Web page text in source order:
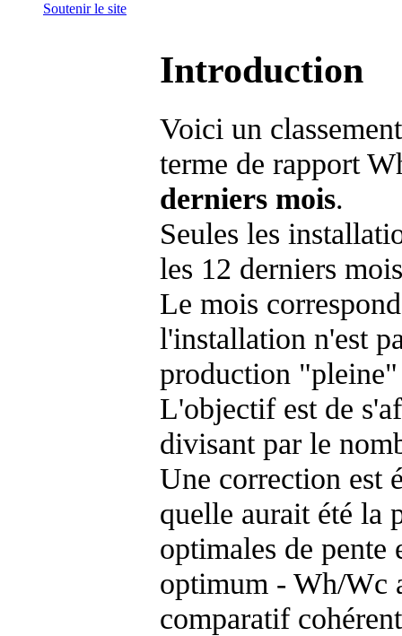
Soutenir le site
Introduction
Voici un
terme de rapport
derniers mois.
Seules les
les 12 derniers
Le mois
l'installation n'est
production "pleine"
L'objectif est de
divisant par le
Une correction est
quelle aurait été la
optimales de
optimum - Wh/Wc
comparatif